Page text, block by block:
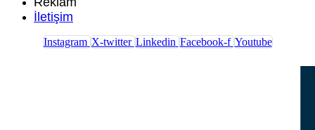
İletişim
Instagram X-twitter Linkedin Facebook-f Youtube